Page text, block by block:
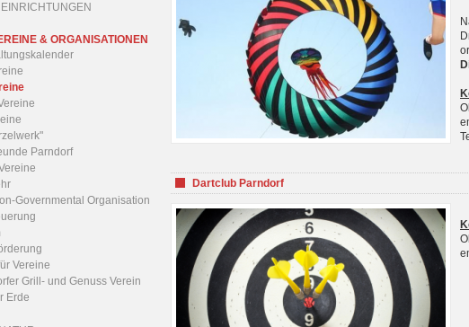
& ORGANISATIONEN
Parndorf
Governmental Organisation
Vereine
Grill- und Genuss Verein
Erde
Dartclub Parndorf